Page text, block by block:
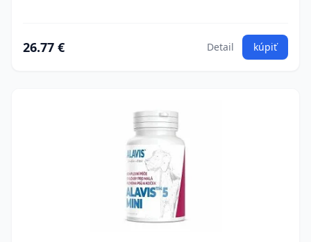
26.77 € Detail kúpiť